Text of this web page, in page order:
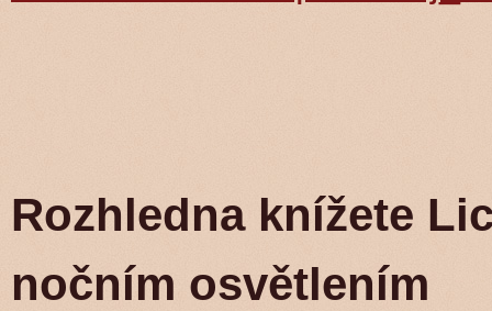
Rozhledna knížete
nočním osvětlením